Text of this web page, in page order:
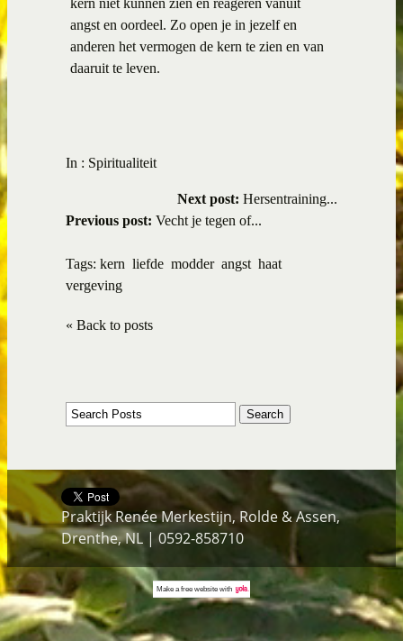
angst en oordeel. Zo open je in jezelf en
anderen het vermogen de kern te zien en van
daaruit te leven.
In : Spiritualiteit
Next post: Hersentraining...
Previous post: Vecht je tegen of...
Tags: kern liefde modder angst haat
vergeving
« Back to posts
Praktijk Renée Merkestijn, Rolde & Assen,
Drenthe, NL | 0592-858710
Make a free websitewith